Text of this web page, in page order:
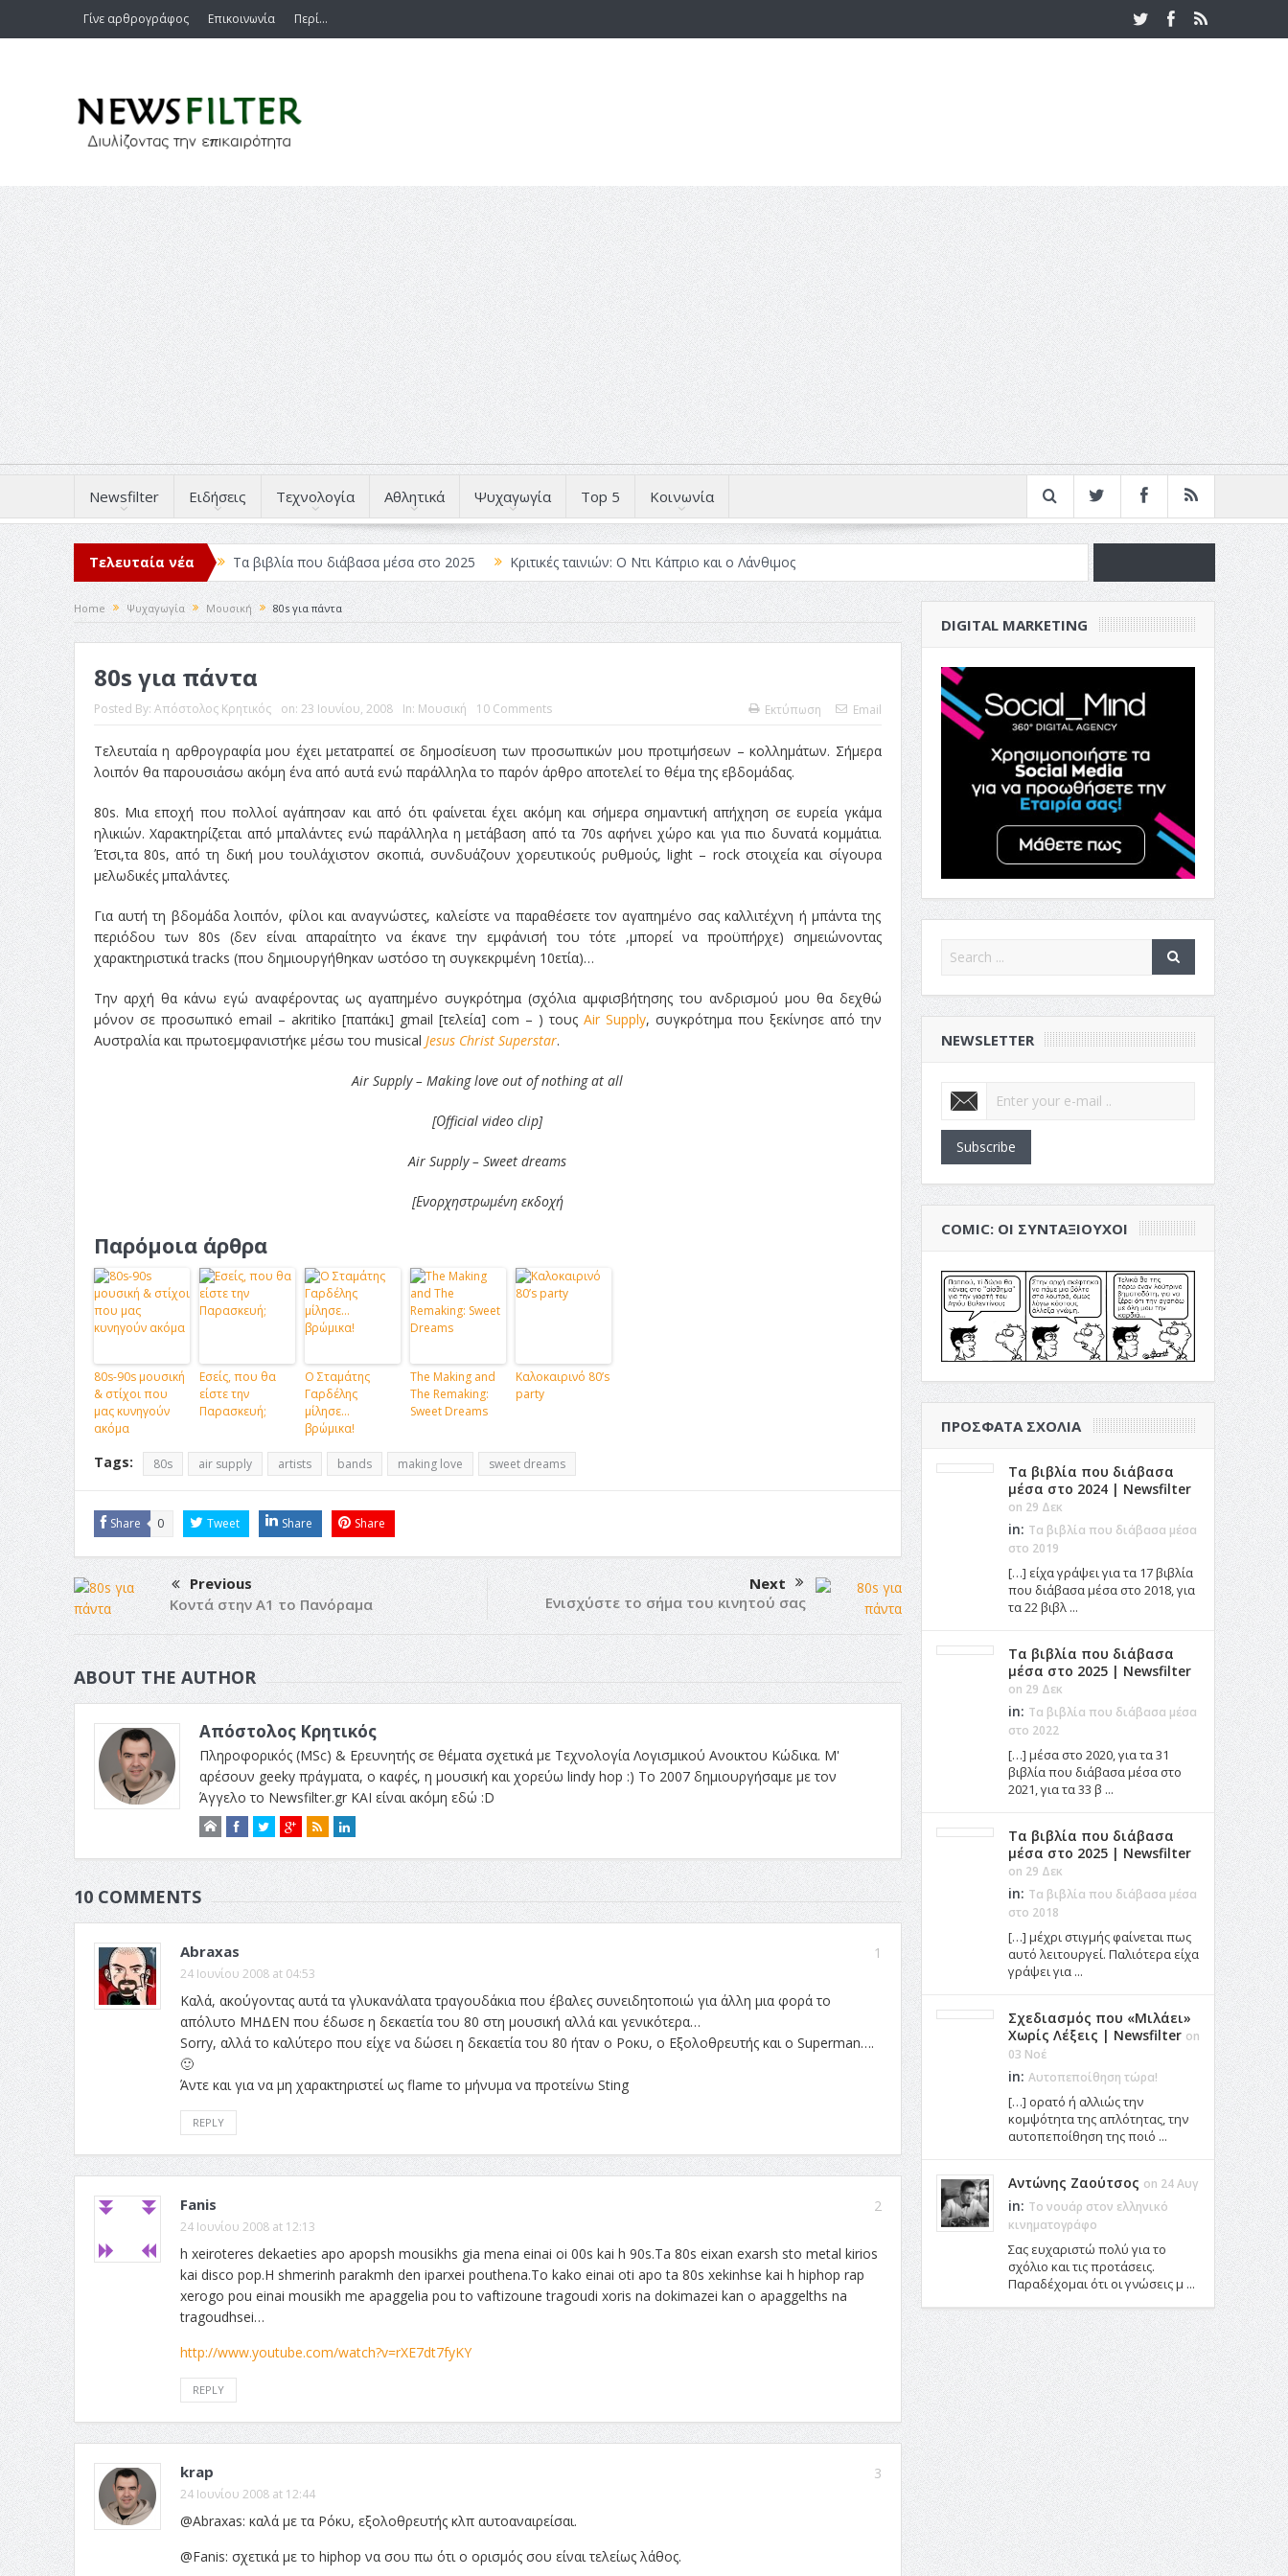
Γίνε αρθρογράφος Επικοινωνία Περί…
Newsfilter Ειδήσεις Τεχνολογία Αθλητικά Ψυχαγωγία Top 5 Κοινωνία
Τελευταία νέα Τα βιβλία που διάβασα μέσα στο 2025
Κριτικές ταινιών: Ο Ντι Κάπριο και ο Λάνθιμος
Σχεδιασμός που «Μιλάει» Χωρίς Λέξεις
Σπιρτόκουτο: η απόλυτη αντισυμβατική καλοκαιρινή ταινία
Το Top 5 της εβδομάδας #517
Το νουάρ στον ελληνικό κινηματογράφο
Η Φροντίδα Έχει Πολλές Μορφές: Κι Όλες Σε Αφορούν
Τρία Βήματα Μπροστά για Σένα και την Επιχείρησή σου
Όψεις και Απόψεις
Αξίζει άραγε?
Home Ψυχαγωγία Μουσική 80s για πάντα
80s για πάντα
Posted By: Απόστολος Κρητικός on: 23 Ιουνίου, 2008 In: Μουσική 10 Comments Εκτύπωση Email
Τελευταία η αρθρογραφία μου έχει μετατραπεί σε δημοσίευση των προσωπικών μου προτιμήσεων – κολλημάτων. Σήμερα
λοιπόν θα παρουσιάσω ακόμη ένα από αυτά ενώ παράλληλα το παρόν άρθρο αποτελεί το θέμα της εβδομάδας.
80s. Μια εποχή που πολλοί αγάπησαν και από ότι φαίνεται έχει ακόμη και σήμερα σημαντική απήχηση σε ευρεία γκάμα
ηλικιών. Χαρακτηρίζεται από μπαλάντες ενώ παράλληλα η μετάβαση από τα 70s αφήνει χώρο και για πιο δυνατά κομμάτια.
Έτσι,τα 80s, από τη δική μου τουλάχιστον σκοπιά, συνδυάζουν χορευτικούς ρυθμούς, light – rock στοιχεία και σίγουρα
μελωδικές μπαλάντες.
Για αυτή τη βδομάδα λοιπόν, φίλοι και αναγνώστες, καλείστε να παραθέσετε τον αγαπημένο σας καλλιτέχνη ή μπάντα της
περιόδου των 80s (δεν είναι απαραίτητο να έκανε την εμφάνισή του τότε ,μπορεί να προϋπήρχε) σημειώνοντας
χαρακτηριστικά tracks (που δημιουργήθηκαν ωστόσο τη συγκεκριμένη 10ετία)…
Την αρχή θα κάνω εγώ αναφέροντας ως αγαπημένο συγκρότημα (σχόλια αμφισβήτησης του ανδρισμού μου θα δεχθώ
μόνον σε προσωπικό email – akritiko [παπάκι] gmail [τελεία] com – ) τους Air Supply, συγκρότημα που ξεκίνησε από την
Αυστραλία και πρωτοεμφανιστήκε μέσω του musical Jesus Christ Superstar.
Air Supply – Making love out of nothing at all
[Οfficial video clip]
Air Supply – Sweet dreams
[Ενορχηστρωμένη εκδοχή
Παρόμοια άρθρα
80s-90s μουσική
& στίχοι που
μας κυνηγούν
ακόμα
Εσείς, που θα
είστε την
Παρασκευή;
Ο Σταμάτης
Γαρδέλης
μίλησε…
βρώμικα!
The Making and
The Remaking:
Sweet Dreams
Καλοκαιρινό 80’s
party
Tags: 80s air supply artists bands making love sweet dreams
Share 0 Tweet Share Share
Previous
Κοντά στην Α1 το Πανόραμα
Next
Ενισχύστε το σήμα του κινητού σας
ABOUT THE AUTHOR
Απόστολος Κρητικός
Πληροφορικός (MSc) & Ερευνητής σε θέματα σχετικά με Τεχνολογία Λογισμικού Ανοικτου Κώδικα. Μ'
αρέσουν geeky πράγματα, ο καφές, η μουσική και χορεύω lindy hop :) Το 2007 δημιουργήσαμε με τον
Άγγελο το Newsfilter.gr ΚΑΙ είναι ακόμη εδώ :D
10 COMMENTS
1
Abraxas
24 Ιουνίου 2008 at 04:53
Καλά, ακούγοντας αυτά τα γλυκανάλατα τραγουδάκια που έβαλες συνειδητοποιώ για άλλη μια φορά το
απόλυτο ΜΗΔΕΝ που έδωσε η δεκαετία του 80 στη μουσική αλλά και γενικότερα…
Sorry, αλλά το καλύτερο που είχε να δώσει η δεκαετία του 80 ήταν ο Ροκυ, ο Εξολοθρευτής και ο Superman….
🙂
Άντε και για να μη χαρακτηριστεί ως flame το μήνυμα να προτείνω Sting
REPLY
2
Fanis
24 Ιουνίου 2008 at 12:13
h xeiroteres dekaeties apo apopsh mousikhs gia mena einai oi 00s kai h 90s.Ta 80s eixan exarsh sto metal kirios
kai disco pop.H shmerinh parakmh den iparxei pouthena.To kako einai oti apo ta 80s xekinhse kai h hiphop rap
xerogo pou einai mousikh me apaggelia pou to vaftizoune tragoudi xoris na dokimazei kan o apaggelths na
tragoudhsei…
http://www.youtube.com/watch?v=rXE7dt7fyKY
REPLY
3
krap
24 Ιουνίου 2008 at 12:44
@Abraxas: καλά με τα Ρόκυ, εξολοθρευτής κλπ αυτοαναιρείσαι.
@Fanis: σχετικά με το hiphop να σου πω ότι ο ορισμός σου είναι τελείως λάθος.
DIGITAL MARKETING
NEWSLETTER
Subscribe
COMIC: ΟΙ ΣΥΝΤΑΞΙΟΎΧΟΙ
ΠΡΌΣΦΑΤΑ ΣΧΌΛΙΑ
Τα βιβλία που διάβασα
μέσα στο 2024 | Newsfilter
on 29 Δεκ
in: Τα βιβλία που διάβασα μέσα
στο 2019
[…] είχα γράψει για τα 17 βιβλία
που διάβασα μέσα στο 2018, για
τα 22 βιβλ ...
Τα βιβλία που διάβασα
μέσα στο 2025 | Newsfilter
on 29 Δεκ
in: Τα βιβλία που διάβασα μέσα
στο 2022
[…] μέσα στο 2020, για τα 31
βιβλία που διάβασα μέσα στο
2021, για τα 33 β ...
Τα βιβλία που διάβασα
μέσα στο 2025 | Newsfilter
on 29 Δεκ
in: Τα βιβλία που διάβασα μέσα
στο 2018
[…] μέχρι στιγμής φαίνεται πως
αυτό λειτουργεί. Παλιότερα είχα
γράψει για ...
Σχεδιασμός που «Μιλάει»
Χωρίς Λέξεις | Newsfilter on
03 Νοέ
in: Αυτοπεποίθηση τώρα!
[…] ορατό ή αλλιώς την
κομψότητα της απλότητας, την
αυτοπεποίθηση της ποιό ...
Αντώνης Ζαούτσος on 24 Αυγ
in: Το νουάρ στον ελληνικό
κινηματογράφο
Σας ευχαριστώ πολύ για το
σχόλιο και τις προτάσεις.
Παραδέχομαι ότι οι γνώσεις μ ...